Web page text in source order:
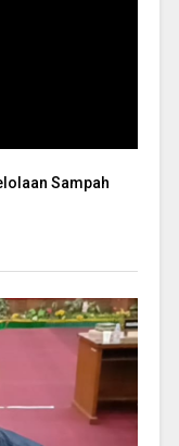
Sampah